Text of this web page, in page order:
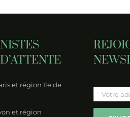
et région Ile de
et région
Please